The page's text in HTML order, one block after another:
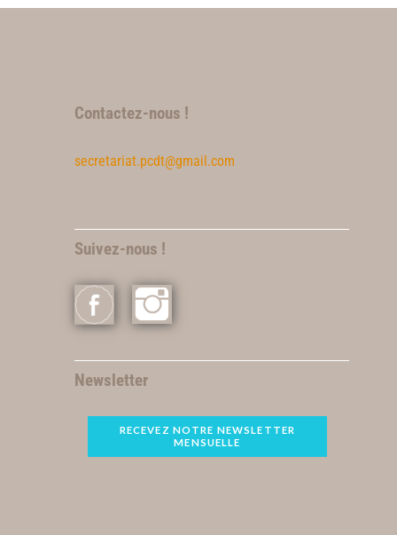
Contactez-nous !
secretariat.pcdt@gmail.com
Suivez-nous !
Newsletter
RECEVEZ NOTRE NEWSLETTER
MENSUELLE